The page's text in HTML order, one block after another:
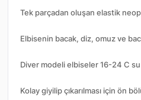
Tek parçadan oluşan elastik
Elbisenin bacak, diz, omuz ve
Diver modeli elbiseler 16-24 C su
Kolay giyilip çıkarılması için ön